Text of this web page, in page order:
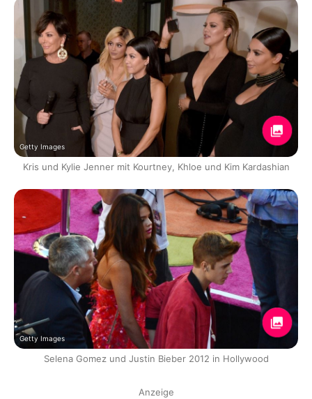
Getty Images
Kris und Kylie Jenner mit Kourtney, Khloe und Kim Kardashian
Getty Images
Selena Gomez und Justin Bieber 2012 in Hollywood
Anzeige